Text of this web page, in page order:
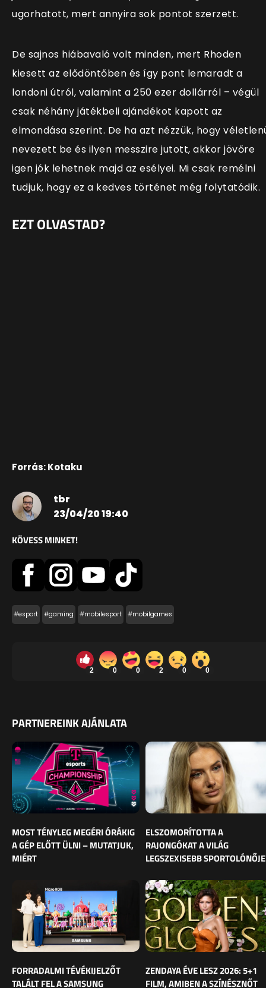
ugorhatott, mert annyira sok pontot szerzett.
De sajnos hiábavaló volt minden, mert Rhoden
kiesett az elődöntőben és így pont lemaradt a
londoni útról, valamint a 250 ezer dollárról – végül
csak néhány játékbeli ajándékot kapott az
elmondása szerint. De ha azt nézzük, hogy
nevezett be és ilyen messzire jutott, akkor jövőre
igen jók lehetnek majd az esélyei. Mi csak remélni
tudjuk, hogy ez a kedves történet még folytatódik.
EZT OLVASTAD?
Forrás: Kotaku
tbr
23/04/20 19:40
KÖVESS MINKET!
#esport #gaming #mobilesport #mobilgames
2 0 0 2 0 0
PARTNEREINK AJÁNLATA
MOST TÉNYLEG MEGÉRI ÓRÁKIG
A GÉP ELŐTT ÜLNI – MUTATJUK,
MIÉRT
ELSZOMORÍTOTTA A
RAJONGÓKAT A VILÁG
LEGSZEXISEBB SPORTOLÓNŐJE
FORRADALMI TÉVÉKIJELZŐT
TALÁLT FEL A SAMSUNG
ZENDAYA ÉVE LESZ 2026: 5+1
FILM, AMIBEN A SZÍNÉSZNŐT